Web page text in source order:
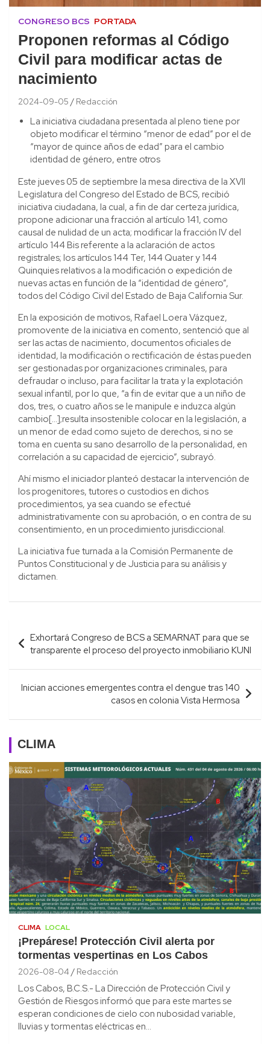
CONGRESO BCS PORTADA
Proponen reformas al Código
Civil para modificar actas de
nacimiento
2024-09-05 Redacción
La iniciativa ciudadana presentada al pleno tiene por
objeto modificar el término “menor de edad” por el de
“mayor de quince años de edad” para el cambio
identidad de género, entre otros
Este jueves 05 de septiembre la mesa directiva de la XVII
Legislatura del Congreso del Estado de BCS, recibió
iniciativa ciudadana, la cual, a fin de dar certeza jurídica,
propone adicionar una fracción al artículo 141, como
causal de nulidad de un acta; modificar la fracción IV del
artículo 144 Bis referente a la aclaración de actos
registrales; los artículos 144 Ter, 144 Quater y 144
Quinquies relativos a la modificación o expedición de
nuevas actas en función de la “identidad de género”,
todos del Código Civil del Estado de Baja California Sur.
En la exposición de motivos, Rafael Loera Vázquez,
promovente de la iniciativa en comento, sentenció que al
ser las actas de nacimiento, documentos oficiales de
identidad, la modificación o rectificación de éstas pueden
ser gestionadas por organizaciones criminales, para
defraudar o incluso, para facilitar la trata y la explotación
sexual infantil, por lo que, “a fin de evitar que a un niño de
dos, tres, o cuatro años se le manipule e induzca algún
cambio[…];resulta insostenible colocar en la legislación, a
un menor de edad como sujeto de derechos, si no se
toma en cuenta su sano desarrollo de la personalidad, en
correlación a su capacidad de ejercicio”, subrayó.
Ahí mismo el iniciador planteó destacar la intervención de
los progenitores, tutores o custodios en dichos
procedimientos, ya sea cuando se efectué
administrativamente con su aprobación, o en contra de su
consentimiento, en un procedimiento jurisdiccional.
La iniciativa fue turnada a la Comisión Permanente de
Puntos Constitucional y de Justicia para su análisis y
dictamen.
Navegación
de
entradas
Exhortará Congreso de BCS a SEMARNAT para que se
transparente el proceso del proyecto inmobiliario KUNI
Inician acciones emergentes contra el dengue tras 140
casos en colonia Vista Hermosa
CLIMA
CLIMA LOCAL
¡Prepárese! Protección Civil alerta por
tormentas vespertinas en Los Cabos
2026-08-04 Redacción
Los Cabos, B.C.S.- La Dirección de Protección Civil y
Gestión de Riesgos informó que para este martes se
esperan condiciones de cielo con nubosidad variable,
lluvias y tormentas eléctricas en…